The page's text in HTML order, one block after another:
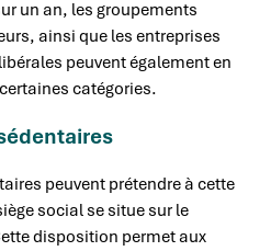
un an, les groupements
ainsi que les entreprises
peuvent également en
catégories.
peuvent prétendre à cette
social se situe sur le
disposition permet aux